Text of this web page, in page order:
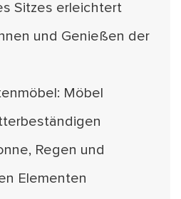
Sitzes erleichtert
und Genießen der
Möbel
Regen und
Elementen